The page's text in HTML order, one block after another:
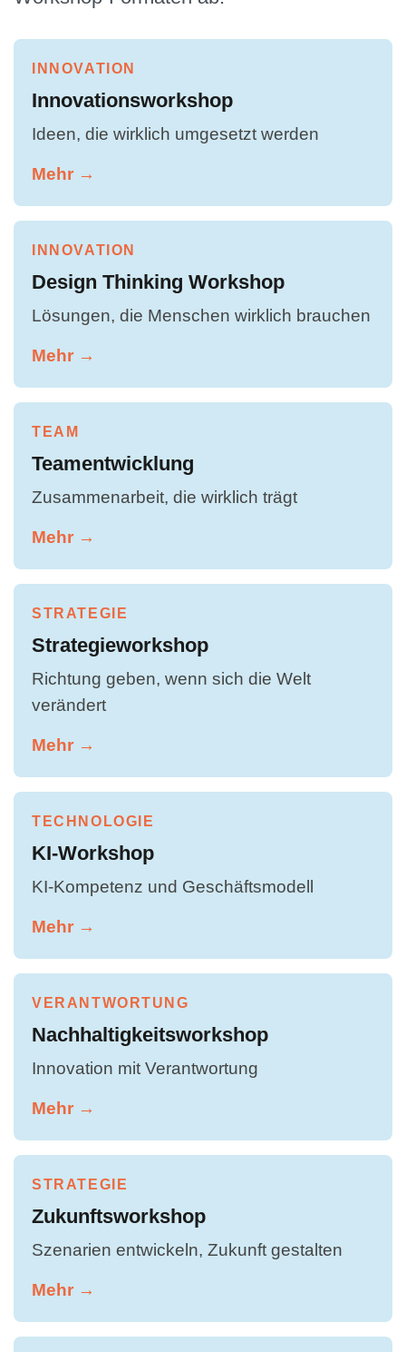
INNOVATION
Innovationsworkshop
Ideen, die wirklich umgesetzt werden
Mehr →
INNOVATION
Design Thinking Workshop
Lösungen, die Menschen wirklich brauchen
Mehr →
TEAM
Teamentwicklung
Zusammenarbeit, die wirklich trägt
Mehr →
STRATEGIE
Strategieworkshop
Richtung geben, wenn sich die Welt
verändert
Mehr →
TECHNOLOGIE
KI-Workshop
KI-Kompetenz und Geschäftsmodell
Mehr →
VERANTWORTUNG
Nachhaltigkeitsworkshop
Innovation mit Verantwortung
Mehr →
STRATEGIE
Zukunftsworkshop
Szenarien entwickeln, Zukunft gestalten
Mehr →